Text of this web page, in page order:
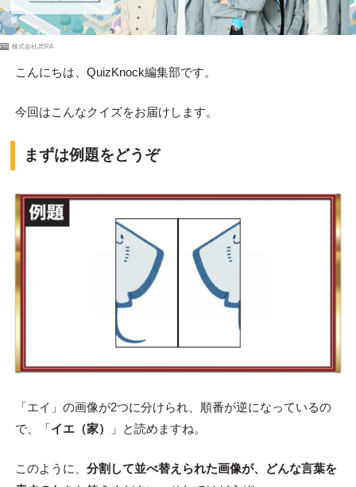
PR 株式会社JERA
こんにちは、QuizKnock編集部です。
今回はこんなクイズをお届けします。
まずは例題をどうぞ
「エイ」の画像が2つに分けられ、順番が逆になっているの
で、「イエ（家） 」と読めますね。
このように、 分割して並べ替えられた画像が、どんな言葉を